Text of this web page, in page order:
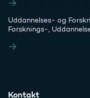
Uddannelses- og
Forsknings-,
Kontakt